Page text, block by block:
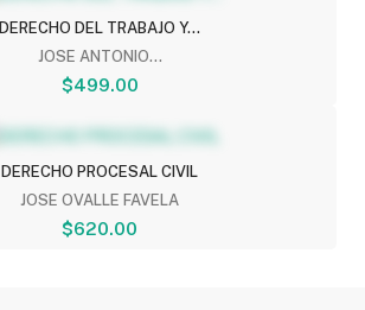
DERECHO DEL TRABAJO Y...
JOSE ANTONIO...
$499.00
DERECHO PROCESAL CIVIL
JOSE OVALLE FAVELA
$620.00